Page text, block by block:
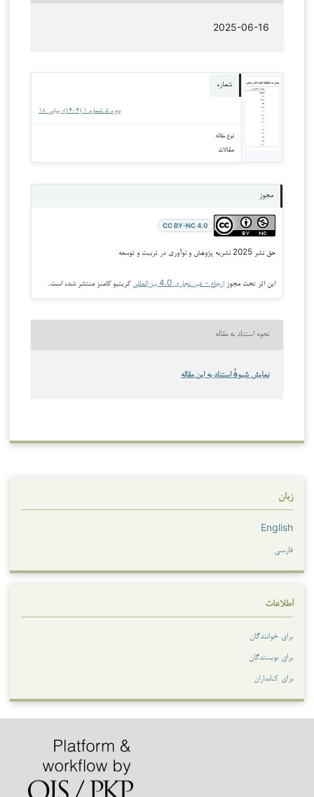
2025-06-16
شماره
دوره 5 شماره 1 (1404): پیاپی 18
نوع مقاله
مقالات
مجوز
CC BY-NC 4.0
حق نشر 2025 نشریه پژوهش و نوآوری در تربیت و توسعه
این اثر تحت مجوز ارجاع - غیر تجاری 4.0 بین‌المللی کریتیو کامنز منتشر شده است.
نحوه استناد به مقاله
نمایش شیوهٔ استناد به این مقاله
زبان
English
فارسی
اطلاعات
برای خوانندگان
برای نویسندگان
برای کتابداران